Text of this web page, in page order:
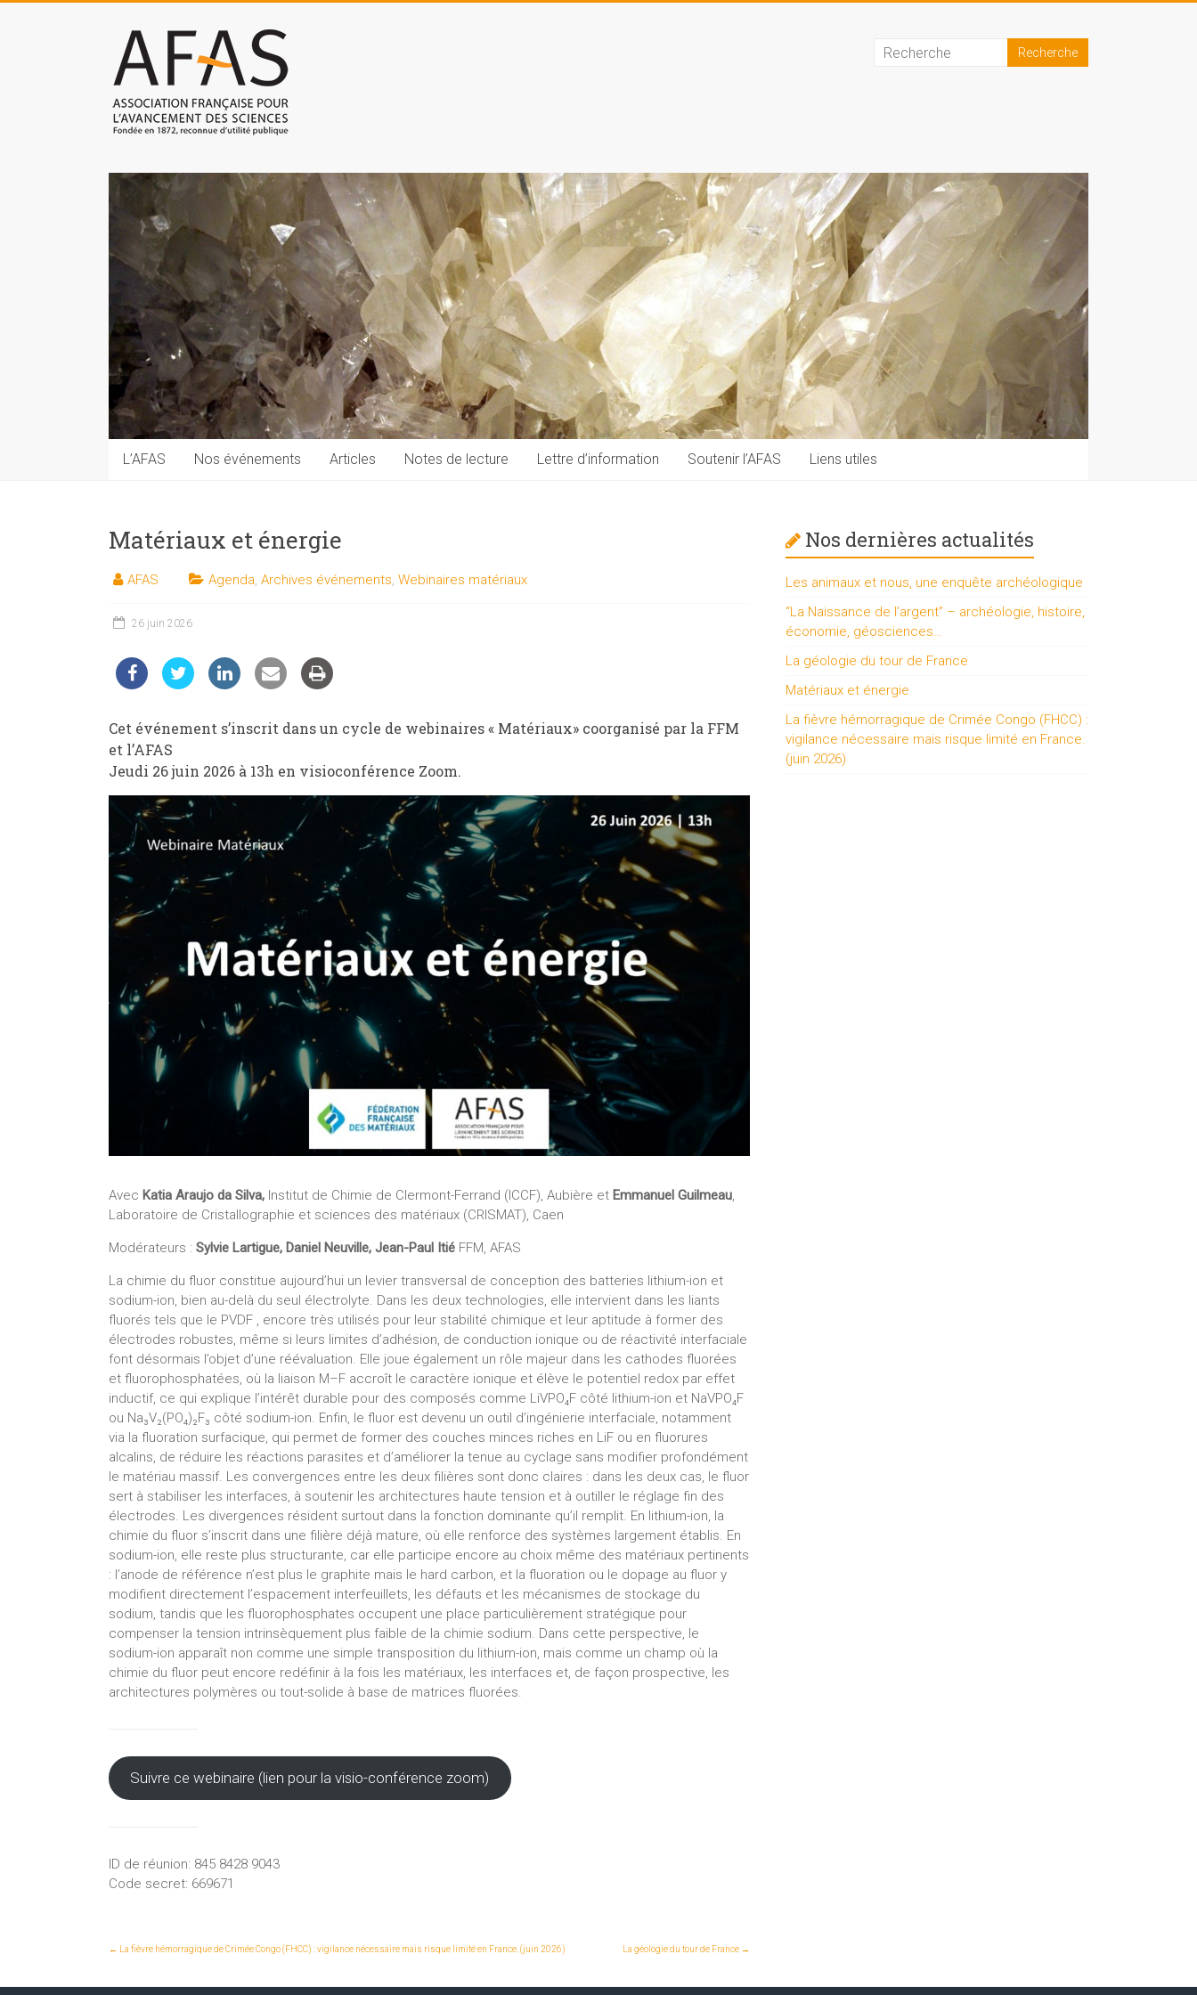
Association
française
pour
des
sciences
(AFAS)
Promouvoir
les
sciences
et
les
techniques
auprès
du
public
L’AFAS Nos événements Articles Notes de lecture Lettre d’information Soutenir l’AFAS Liens utiles
Matériaux et énergie
AFAS Agenda, Archives événements, Webinaires matériaux
26 juin 2026
Cet événement s’inscrit dans un cycle de webinaires « Matériaux» coorganisé par la FFM
et l’AFAS
Jeudi 26 juin 2026 à 13h en visioconférence Zoom.
Avec Katia Araujo da Silva, Institut de Chimie de Clermont-Ferrand (ICCF), Aubière et Emmanuel Guilmeau,
Laboratoire de Cristallographie et sciences des matériaux (CRISMAT), Caen
Modérateurs : Sylvie Lartigue, Daniel Neuville, Jean-Paul Itié FFM, AFAS
La chimie du fluor constitue aujourd’hui un levier transversal de conception des batteries lithium-ion et
sodium-ion, bien au-delà du seul électrolyte. Dans les deux technologies, elle intervient dans les liants
fluorés tels que le PVDF , encore très utilisés pour leur stabilité chimique et leur aptitude à former des
électrodes robustes, même si leurs limites d’adhésion, de conduction ionique ou de réactivité interfaciale
font désormais l’objet d’une réévaluation. Elle joue également un rôle majeur dans les cathodes fluorées
et fluorophosphatées, où la liaison M–F accroît le caractère ionique et élève le potentiel redox par effet
inductif, ce qui explique l’intérêt durable pour des composés comme LiVPO₄F côté lithium-ion et NaVPO₄F
ou Na₃V₂(PO₄)₂F₃ côté sodium-ion. Enfin, le fluor est devenu un outil d’ingénierie interfaciale, notamment
via la fluoration surfacique, qui permet de former des couches minces riches en LiF ou en fluorures
alcalins, de réduire les réactions parasites et d’améliorer la tenue au cyclage sans modifier profondément
le matériau massif. Les convergences entre les deux filières sont donc claires : dans les deux cas, le fluor
sert à stabiliser les interfaces, à soutenir les architectures haute tension et à outiller le réglage fin des
électrodes. Les divergences résident surtout dans la fonction dominante qu’il remplit. En lithium-ion, la
chimie du fluor s’inscrit dans une filière déjà mature, où elle renforce des systèmes largement établis. En
sodium-ion, elle reste plus structurante, car elle participe encore au choix même des matériaux pertinents
: l’anode de référence n’est plus le graphite mais le hard carbon, et la fluoration ou le dopage au fluor y
modifient directement l’espacement interfeuillets, les défauts et les mécanismes de stockage du
sodium, tandis que les fluorophosphates occupent une place particulièrement stratégique pour
compenser la tension intrinsèquement plus faible de la chimie sodium. Dans cette perspective, le
sodium-ion apparaît non comme une simple transposition du lithium-ion, mais comme un champ où la
chimie du fluor peut encore redéfinir à la fois les matériaux, les interfaces et, de façon prospective, les
architectures polymères ou tout-solide à base de matrices fluorées.
Suivre ce webinaire (lien pour la visio-conférence zoom)
ID de réunion: 845 8428 9043
Code secret: 669671
← La fièvre hémorragique de Crimée Congo (FHCC) : vigilance nécessaire mais risque limité en France. (juin 2026) La géologie du tour de France →
Nos dernières actualités
Les animaux et nous, une enquête archéologique
“La Naissance de l’argent” – archéologie, histoire,
économie, géosciences…
La géologie du tour de France
Matériaux et énergie
La fièvre hémorragique de Crimée Congo (FHCC) :
vigilance nécessaire mais risque limité en France.
(juin 2026)